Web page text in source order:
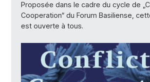
Proposée dans le cadre du cycle de
Cooperation“ du Forum Basiliense,
est ouverte à tous.